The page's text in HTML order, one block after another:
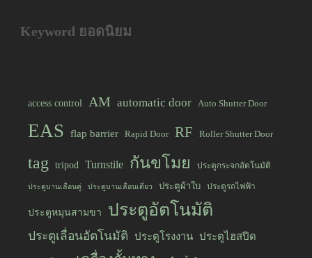
Keyword ยอดนิยม
access control AM automatic door Auto Shutter Door
EAS flap barrier Rapid Door RF Roller Shutter Door
tag tripod Turnstile กันขโมย ประตูกระจกอัตโนมัติ
ประตูบานเลื่อนคู่ ประตูบานเลื่อนเดี่ยว ประตูผ้าใบ ประตูรถไฟฟ้า
ประตูหมุนสามขา ประตูอัตโนมัติ
ประตูเลื่อนอัตโนมัติ ประตูโรงงาน ประตูไฮสปีด